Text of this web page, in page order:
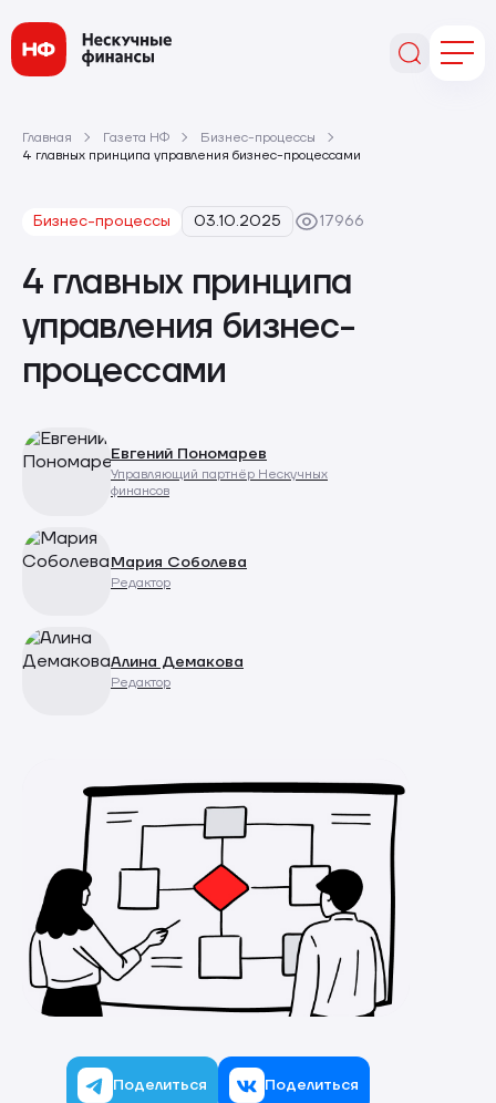
Главная Газета НФ
Бизнес-процессы
4 главных принципа управления бизнес-процессами
Бизнес-процессы 03.10.2025 17966
4 главных принципа
управления бизнес-
процессами
Евгений Пономарев
Управляющий партнёр Нескучных
финансов
Мария Соболева
Редактор
Алина Демакова
Редактор
Поделиться Поделиться